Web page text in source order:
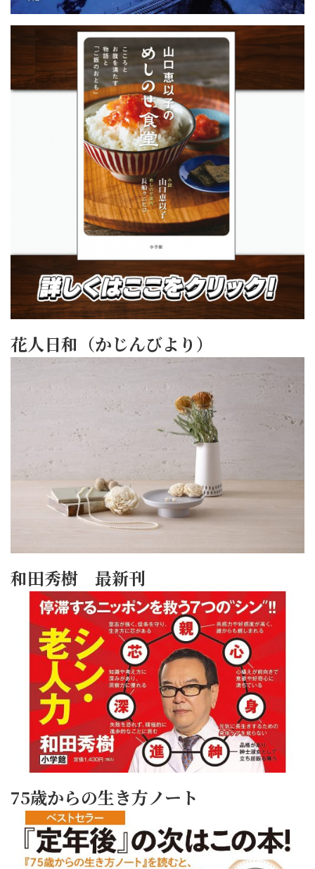
花人日和（かじんびより）
和田秀樹 最新刊
75歳からの生き方ノート